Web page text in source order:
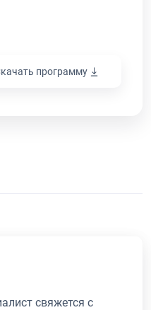
программу
свяжется с